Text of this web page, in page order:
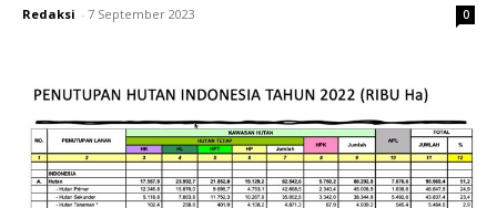
Redaksi - 7 September 2023 0